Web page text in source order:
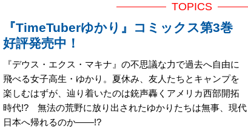
TOPICS
『TimeTuberゆかり』コミックス第3巻
好評発売中！
『デウス・エクス・マキナ』の不思議な力で過去へ自由に
飛べる女子高生・ゆかり。夏休み、友人たちとキャンプを
楽しむはずが、辿り着いたのは銃声轟くアメリカ西部開拓
時代!? 無法の荒野に放り出されたゆかりたちは無事、現代
日本へ帰れるのか――!?